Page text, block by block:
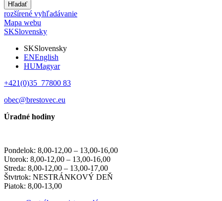
Hľadať
rozšírené vyhľadávanie
Mapa webu
SKSlovensky
SKSlovensky
ENEnglish
HUMagyar
+421(0)35 77800 83
obec@brestovec.eu
Úradné hodiny
Pondelok: 8,00-12,00 – 13,00-16,00
Utorok: 8,00-12,00 – 13,00-16,00
Streda: 8,00-12,00 – 13,00-17,00
Štvtrtok: NESTRÁNKOVÝ DEŇ
Piatok: 8,00-13,00